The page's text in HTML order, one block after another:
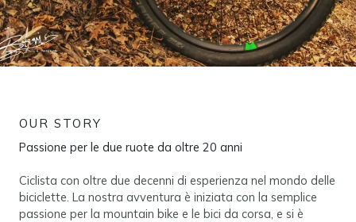
OUR STORY
Passione per le due ruote da oltre 20 anni
Ciclista con oltre due decenni di esperienza nel mondo delle
biciclette. La nostra avventura è iniziata con la semplice
passione per la mountain bike e le bici da corsa, e si è